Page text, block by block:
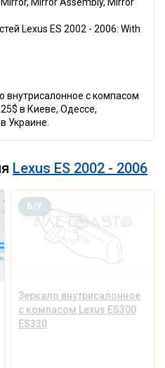
Mirror Assembly, Mirror
Lexus ES 2002 - 2006: With
внутрисалонное с компасом
в Киеве, Одессе,
Украине.
Lexus ES 2002 - 2006
Зеркало внутрисалонное
с компасом Lexus ES300
ES330
Б/У